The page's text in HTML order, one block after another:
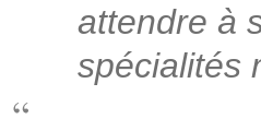
attendre à
spécialités